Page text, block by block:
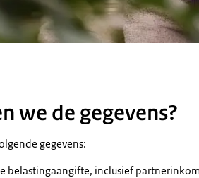
we de gegevens?
gegevens:
belastingaangifte, inclusief